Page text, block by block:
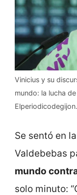
Vinicius y su
mundo: la lucha
Se sentó en
Valdebebas
mundo
solo minuto: